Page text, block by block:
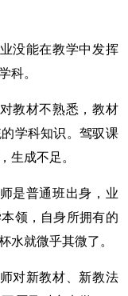
没能在教学中发挥
科。
教材不熟悉，教材
学科知识。驾驭课
生成不足。
是普通班出身，业
领，自身所拥有的
水就微乎其微了。
对新教材、新教法